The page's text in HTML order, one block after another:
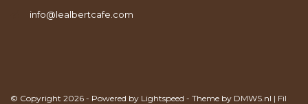
info@lealbertcafe.com
© Copyright 2026 - Powered by Lightspeed - Theme by DMWS.nl | Fil